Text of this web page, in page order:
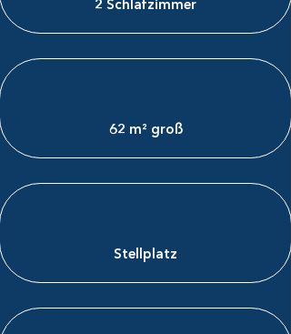
2 Schlafzimmer
62 m² groß
Stellplatz